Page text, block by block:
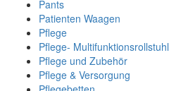
Pants
Patienten Waagen
Pflege
Pflege- Multifunktionsrollstuhl
Pflege und Zubehör
Pflege & Versorgung